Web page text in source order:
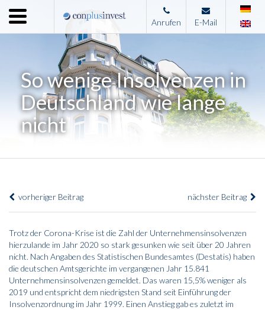
Menu
Home
Unternehmen
Leistungen
Immobilienangebote
News
Impressum
Anrufen E-Mail
So wenige Insolvenzen in
Deutschland wie lange
nicht
vorheriger Beitrag nächster Beitrag
Trotz der Corona-Krise ist die Zahl der Unternehmensinsolvenzen
hierzulande im Jahr 2020 so stark gesunken wie seit über 20 Jahren
nicht. Nach Angaben des Statistischen Bundesamtes (Destatis) haben
die deutschen Amtsgerichte im vergangenen Jahr 15.841
Unternehmensinsolvenzen gemeldet. Das waren 15,5% weniger als
2019 und entspricht dem niedrigsten Stand seit Einführung der
Insolvenzordnung im Jahr 1999. Einen Anstieg gab es zuletzt im